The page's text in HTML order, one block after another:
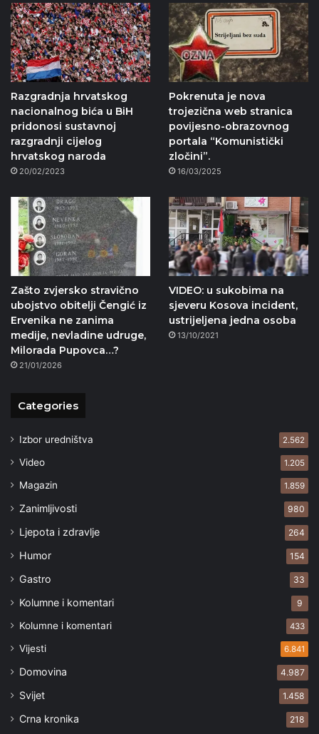
Razgradnja hrvatskog
nacionalnog bića u BiH
pridonosi sustavnoj
razgradnji cijelog
hrvatskog naroda
20/02/2023
Pokrenuta je nova
trojezična web stranica
povijesno-obrazovnog
portala “Komunistički
zločini”.
16/03/2025
Zašto zvjersko stravično
ubojstvo obitelji Čengić iz
Ervenika ne zanima
medije, nevladine udruge,
Milorada Pupovca…?
21/01/2026
VIDEO: u sukobima na
sjeveru Kosova incident,
ustrijeljena jedna osoba
13/10/2021
Categories
Izbor uredništva 2.562
Video 1.205
Magazin 1.859
Zanimljivosti 980
Ljepota i zdravlje 264
Humor 154
Gastro 33
Kolumne i komentari 9
Kolumne i komentari 433
Vijesti 6.841
Domovina 4.987
Svijet 1.458
Crna kronika 218